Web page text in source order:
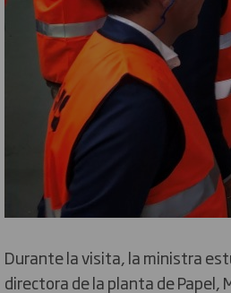
Durante la visita, la ministra
directora de la planta de Papel,